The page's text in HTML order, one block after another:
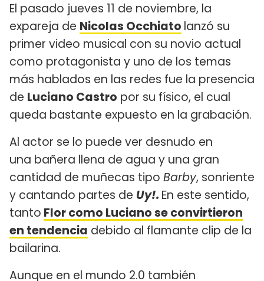
El pasado jueves 11 de noviembre, la
expareja de Nicolas Occhiato lanzó su
primer video musical con su novio actual
como protagonista y uno de los temas
más hablados en las redes fue la presencia
de Luciano Castro por su físico, el cual
queda bastante expuesto en la grabación.
Al actor se lo puede ver desnudo en
una bañera llena de agua y una gran
cantidad de muñecas tipo Barby, sonriente
y cantando partes de Uy!. En este sentido,
tanto Flor como Luciano se convirtieron
en tendencia debido al flamante clip de la
bailarina.
Aunque en el mundo 2.0 también